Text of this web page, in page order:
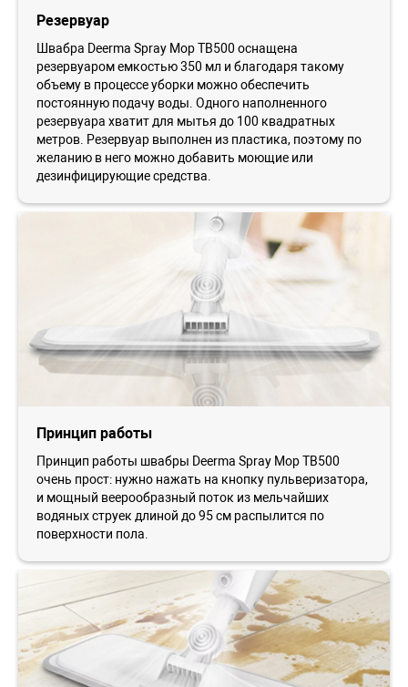
Резервуар
Швабра Deerma Spray Mop TB500 оснащена
резервуаром емкостью 350 мл и благодаря такому
объему в процессе уборки можно обеспечить
постоянную подачу воды. Одного наполненного
резервуара хватит для мытья до 100 квадратных
метров. Резервуар выполнен из пластика, поэтому по
желанию в него можно добавить моющие или
дезинфицирующие средства.
Принцип работы
Принцип работы швабры Deerma Spray Mop TB500
очень прост: нужно нажать на кнопку пульверизатора,
и мощный веерообразный поток из мельчайших
водяных струек длиной до 95 см распылится по
поверхности пола.